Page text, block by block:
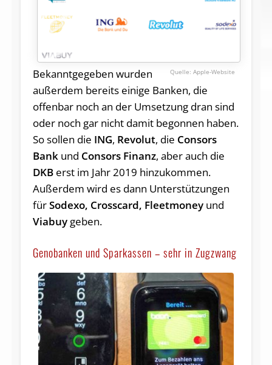
Apple-Website
Bekanntgegeben wurden
außerdem bereits einige Banken, die
offenbar noch an der Umsetzung dran sind
oder noch gar nicht damit begonnen haben.
So sollen die ING, Revolut, die Consors
Bankund Consors Finanz, aber auch die
DKBerst im Jahr 2019 hinzukommen.
Außerdem wird es dann Unterstützungen
fürSodexo, Crosscard, Fleetmoneyund
Viabuygeben.
Genobanken und Sparkassen – sehr in Zugzwang